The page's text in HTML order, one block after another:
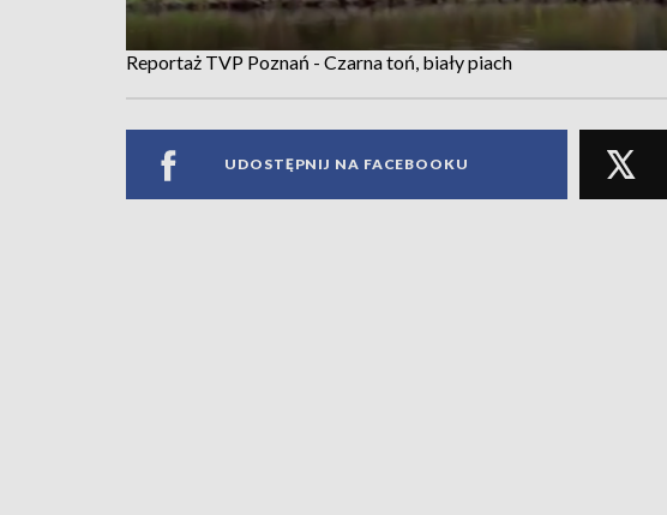
Reportaż TVP Poznań - Czarna toń, biały piach
UDOSTĘPNIJ NA FACEBOOKU